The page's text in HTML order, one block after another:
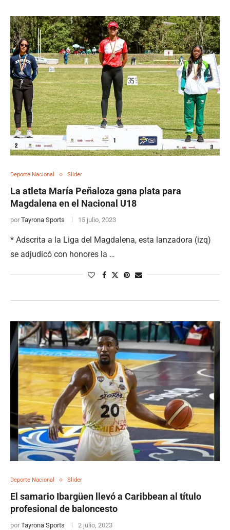
Deporte Nacional Slider
La atleta María Peñaloza gana plata para
Magdalena en el Nacional U18
por Tayrona Sports 15 julio, 2023
* Adscrita a la Liga del Magdalena, esta lanzadora (izq)
se adjudicó con honores la …
Deporte Nacional Slider
El samario Ibargüen llevó a Caribbean al título
profesional de baloncesto
por Tayrona Sports 2 julio, 2023